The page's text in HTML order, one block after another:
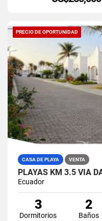
PRECIO DE OPORTUNIDAD
CASA DE PLAYA VENTA
Ecuador
3
Dormitorios
2
Baños